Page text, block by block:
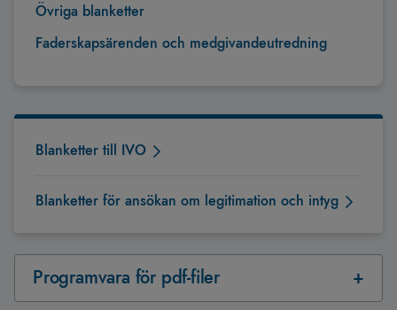
Övriga blanketter
Faderskapsärenden och medgivandeutredning
Blanketter till IVO
Blanketter för ansökan om legitimation och intyg
Programvara för pdf-filer